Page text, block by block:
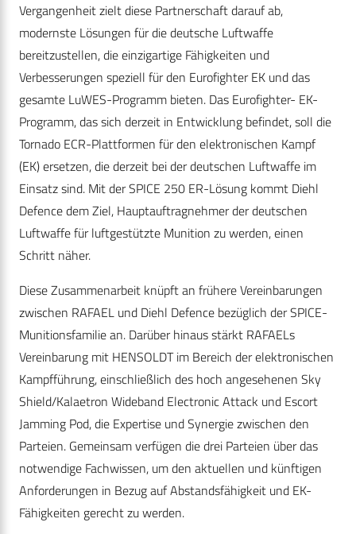
Vergangenheit zielt diese Partnerschaft darauf ab,
modernste Lösungen für die deutsche Luftwaffe
bereitzustellen, die einzigartige Fähigkeiten und
Verbesserungen speziell für den Eurofighter EK und das
gesamte LuWES-Programm bieten. Das Eurofighter- EK-
Programm, das sich derzeit in Entwicklung befindet, soll die
Tornado ECR-Plattformen für den elektronischen Kampf
(EK) ersetzen, die derzeit bei der deutschen Luftwaffe im
Einsatz sind. Mit der SPICE 250 ER-Lösung kommt Diehl
Defence dem Ziel, Hauptauftragnehmer der deutschen
Luftwaffe für luftgestützte Munition zu werden, einen
Schritt näher.
Diese Zusammenarbeit knüpft an frühere Vereinbarungen
zwischen RAFAEL und Diehl Defence bezüglich der SPICE-
Munitionsfamilie an. Darüber hinaus stärkt RAFAELs
Vereinbarung mit HENSOLDT im Bereich der elektronischen
Kampfführung, einschließlich des hoch angesehenen Sky
Shield/Kalaetron Wideband Electronic Attack und Escort
Jamming Pod, die Expertise und Synergie zwischen den
Parteien. Gemeinsam verfügen die drei Parteien über das
notwendige Fachwissen, um den aktuellen und künftigen
Anforderungen in Bezug auf Abstandsfähigkeit und EK-
Fähigkeiten gerecht zu werden.